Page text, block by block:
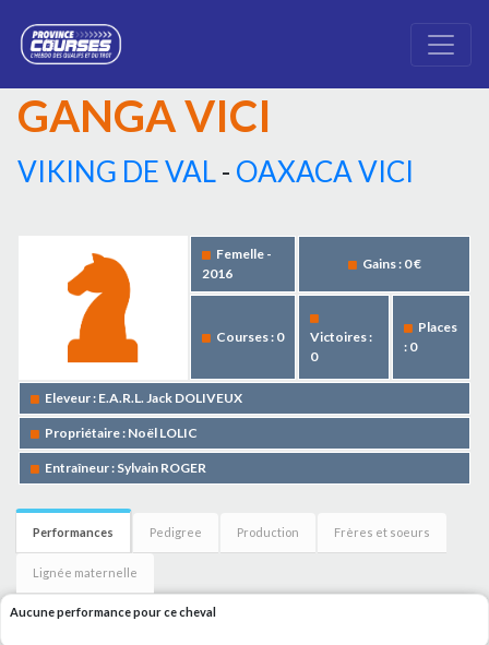
GANGA VICI
VIKING DE VAL- OAXACA VICI
Femelle -
2016
Gains : 0 €
Courses : 0
Victoires :
0
Places
: 0
Eleveur : E.A.R.L. Jack DOLIVEUX
Propriétaire : Noël LOLIC
Entraîneur : Sylvain ROGER
Performances Pedigree Production Frères et soeurs
Lignée maternelle
Aucune performance pour ce cheval